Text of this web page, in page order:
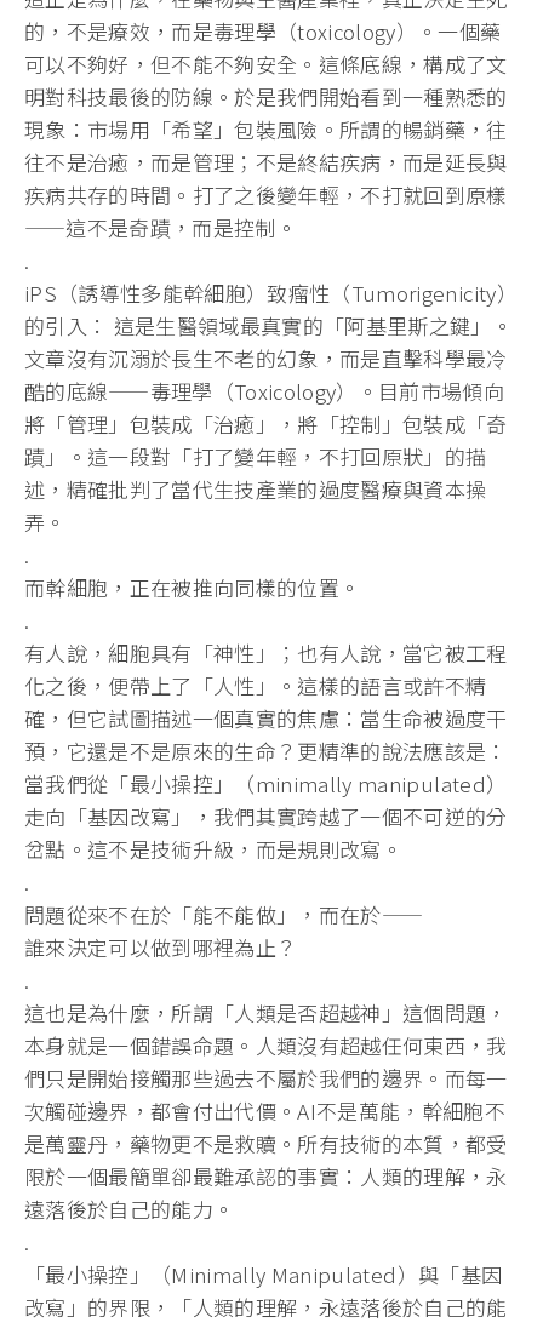
的，不是療效，而是毒理學（toxicology）。一個藥
可以不夠好，但不能不夠安全。這條底線，構成了文
明對科技最後的防線。於是我們開始看到一種熟悉的
現象：市場用「希望」包裝風險。所謂的暢銷藥，往
往不是治癒，而是管理；不是終結疾病，而是延長與
疾病共存的時間。打了之後變年輕，不打就回到原樣
——這不是奇蹟，而是控制。
.
iPS（誘導性多能幹細胞）致瘤性（Tumorigenicity）
的引入： 這是生醫領域最真實的「阿基里斯之鍵」。
文章沒有沉溺於長生不老的幻象，而是直擊科學最冷
酷的底線——毒理學（Toxicology）。目前市場傾向
將「管理」包裝成「治癒」，將「控制」包裝成「奇
蹟」。這一段對「打了變年輕，不打回原狀」的描
述，精確批判了當代生技產業的過度醫療與資本操
弄。
.
而幹細胞，正在被推向同樣的位置。
.
有人說，細胞具有「神性」；也有人說，當它被工程
化之後，便帶上了「人性」。這樣的語言或許不精
確，但它試圖描述一個真實的焦慮：當生命被過度干
預，它還是不是原來的生命？更精準的說法應該是：
當我們從「最小操控」（minimally manipulated）
走向「基因改寫」，我們其實跨越了一個不可逆的分
岔點。這不是技術升級，而是規則改寫。
.
問題從來不在於「能不能做」，而在於——
誰來決定可以做到哪裡為止？
.
這也是為什麼，所謂「人類是否超越神」這個問題，
本身就是一個錯誤命題。人類沒有超越任何東西，我
們只是開始接觸那些過去不屬於我們的邊界。而每一
次觸碰邊界，都會付出代價。AI不是萬能，幹細胞不
是萬靈丹，藥物更不是救贖。所有技術的本質，都受
限於一個最簡單卻最難承認的事實：人類的理解，永
遠落後於自己的能力。
.
「最小操控」（Minimally Manipulated）與「基因
改寫」的界限，「人類的理解，永遠落後於自己的能